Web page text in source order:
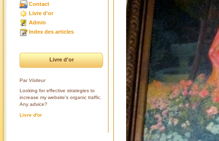
Contact
Livre d'or
Admin
Index des articles
Livre d'or
Par Visiteur
Looking for effective strategies to
increase my website's organic traffic.
Any advice?
Livre d'or